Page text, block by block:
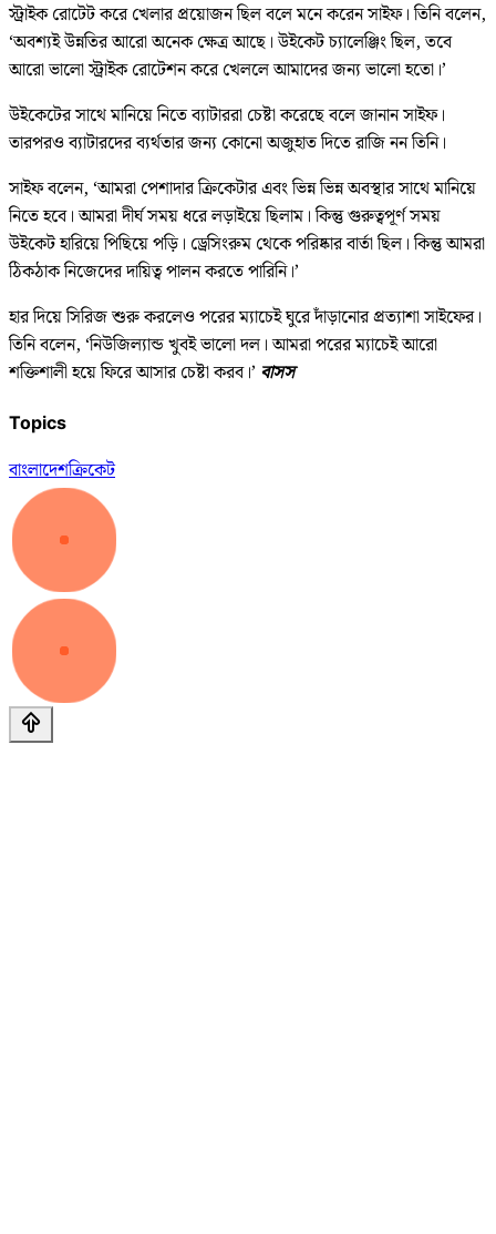
স্ট্রাইক রোটেট করে খেলার প্রয়োজন ছিল বলে মনে করেন সাইফ। তিনি বলেন,
‘অবশ্যই উন্নতির আরো অনেক ক্ষেত্র আছে। উইকেট চ্যালেঞ্জিং ছিল, তবে
আরো ভালো স্ট্রাইক রোটেশন করে খেললে আমাদের জন্য ভালো হতো।’
উইকেটের সাথে মানিয়ে নিতে ব্যাটাররা চেষ্টা করেছে বলে জানান সাইফ।
তারপরও ব্যাটারদের ব্যর্থতার জন্য কোনো অজুহাত দিতে রাজি নন তিনি।
সাইফ বলেন, ‘আমরা পেশাদার ক্রিকেটার এবং ভিন্ন ভিন্ন অবস্থার সাথে মানিয়ে
নিতে হবে। আমরা দীর্ঘ সময় ধরে লড়াইয়ে ছিলাম। কিন্তু গুরুত্বপূর্ণ সময়
উইকেট হারিয়ে পিছিয়ে পড়ি। ড্রেসিংরুম থেকে পরিষ্কার বার্তা ছিল। কিন্তু আমরা
ঠিকঠাক নিজেদের দায়িত্ব পালন করতে পারিনি।’
হার দিয়ে সিরিজ শুরু করলেও পরের ম্যাচেই ঘুরে দাঁড়ানোর প্রত্যাশা সাইফের।
তিনি বলেন, ‘নিউজিল্যান্ড খুবই ভালো দল। আমরা পরের ম্যাচেই আরো
শক্তিশালী হয়ে ফিরে আসার চেষ্টা করব।’ বাসস
Topics
বাংলাদেশক্রিকেট